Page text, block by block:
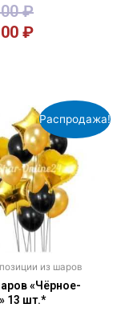
₽
₽
Распродажа!
из шаров
«Чёрное-
13 шт.*